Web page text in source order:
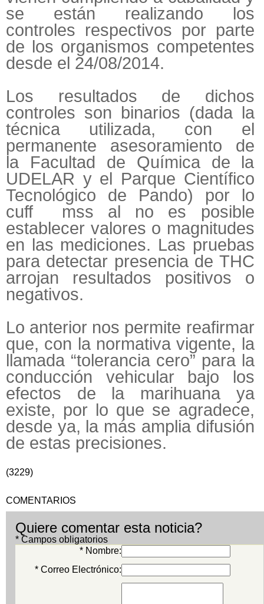
se están realizando los
controles respectivos por parte
de los organismos competentes
desde el 24/08/2014.
Los resultados de dichos
controles son binarios (dada la
técnica utilizada, con el
permanente asesoramiento de
la Facultad de Química de la
UDELAR y el Parque Científico
Tecnológico de Pando) por lo
cuff mss al no es posible
establecer valores o magnitudes
en las mediciones. Las pruebas
para detectar presencia de THC
arrojan resultados positivos o
negativos.
Lo anterior nos permite reafirmar
que, con la normativa vigente, la
llamada “tolerancia cero” para la
conducción vehicular bajo los
efectos de la marihuana ya
existe, por lo que se agradece,
desde ya, la más amplia difusión
de estas precisiones.
(3229)
COMENTARIOS
Quiere comentar esta noticia?
* Campos obligatorios
* Nombre:
* Correo Electrónico: